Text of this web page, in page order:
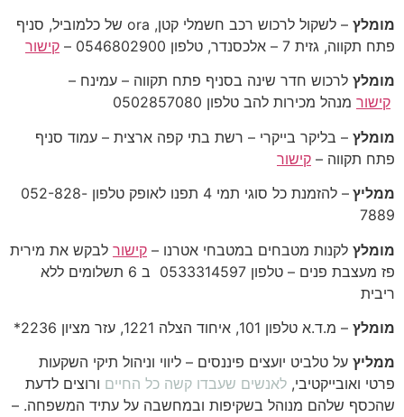
מומלץ
– לשקול לרכוש רכב חשמלי קטן, ora של כלמוביל, סניף
פתח תקווה, גזית 7 – אלכסנדר, טלפון 0546802900 –
קישור
מומלץ לרכוש חדר שינה בסניף פתח תקווה – עמינח –
קישור מנהל מכירות להב טלפון 0502857080
מומלץ – בליקר בייקרי – רשת בתי קפה ארצית – עמוד סניף
פתח תקווה – קישור
ממליץ
– להזמנת כל סוגי תמי 4 תפנו לאופק טלפון 052-828-
7889
מומלץ לקנות מטבחים במטבחי אטרנו – קישור לבקש את מירית
פז מעצבת פנים – טלפון 0533314597 ב 6 תשלומים ללא
ריבית
מומלץ – מ.ד.א טלפון 101, איחוד הצלה 1221, עזר מציון 2236*
ממליץ על טלביט יועצים פיננסים – ליווי וניהול תיקי השקעות
פרטי ואובייקטיבי, לאנשים שעבדו קשה כל החיים ורוצים לדעת
שהכסף שלהם מנוהל בשקיפות ובמחשבה על עתיד המשפחה. –